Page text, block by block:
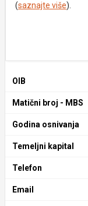
(saznajte više).
OIB
Matični broj - MBS
Godina osnivanja
Temeljni kapital
Telefon
Email